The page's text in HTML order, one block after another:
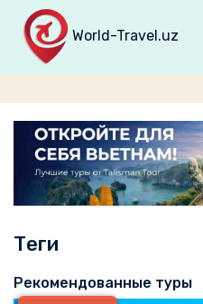
World-Travel.uz
Тур.
Табло
Теги
Рекомендованные туры